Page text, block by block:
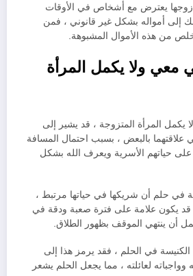
زوجها يعترض مع أشخاص في الأوقات
إلى أمواله بشكل غير قانوني ، فمن
من هذه الأموال المشبوهة.
ولا يكمل المرأة
المرأة المتزوجة ، قد يشير إلى
بالبعض ، بسبب احتمال المسافة
على حياتهم الأسرية ويعرف الله بشكل
في حلم أن شريكها في حياتها مرتبط ،
قد يكون علامة على فترة صعبة ودقة في
أن ينتهي الموقف بظهور الطلاق.
في الحلم ، فقد يرمز هذا إلى
لعائلته ، مما يجعل الحلم يشعر